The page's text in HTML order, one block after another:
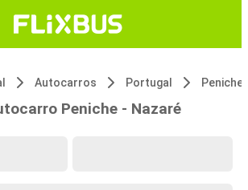
Autocarros Portugal Peniche
Peniche - Nazaré